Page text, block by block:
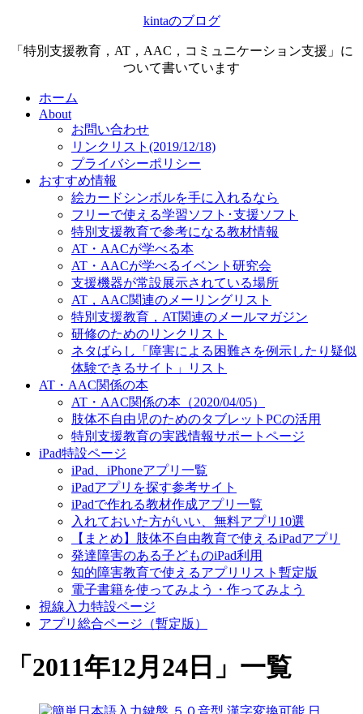
kintaのブログ
「特別支援教育，AT，AAC，コミュニケーション支援」に
ついて書いています
ホーム
About
お問い合わせ
リンクリスト(2019/12/18)
プライバシーポリシー
おすすめ情報
絵カードシンボルを手に入れるなら
フリーで使える学習ソフト･支援ソフト
特別支援教育で参考になる教材情報
AT・AACが学べる本
AT・AACが学べるイベント研究会
支援機器が常設展示されている場所
AT，AAC関連のメーリングリスト
特別支援教育，AT関連のメールマガジン
研修のためのリンクリスト
ネタばらし「障害による困難さを例示したり疑似
体験できるサイト」リスト
AT・AAC関係の本
AT・AAC関係の本（2020/04/05）
肢体不自由児のためのタブレットPCの活用
特別支援教育の実践情報サポートページ
iPad特設ページ
iPad、iPhoneアプリ一覧
iPadアプリを探す参考サイト
iPadで作れる教材作成アプリ一覧
入れておいた方がいい、無料アプリ10選
【まとめ】肢体不自由教育で使えるiPadアプリ
発達障害のある子どものiPad利用
知的障害教育で使えるアプリリスト暫定版
電子書籍を使ってみよう・作ってみよう
視線入力特設ページ
アプリ総合ページ（暫定版）
「 2011年12月24日 」 一覧